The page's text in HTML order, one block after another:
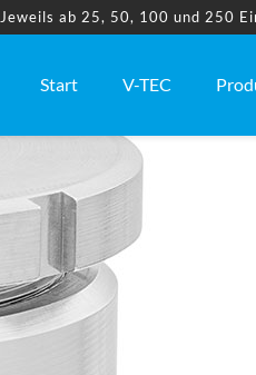
ab 25, 50, 100 und 250
Start V-TEC